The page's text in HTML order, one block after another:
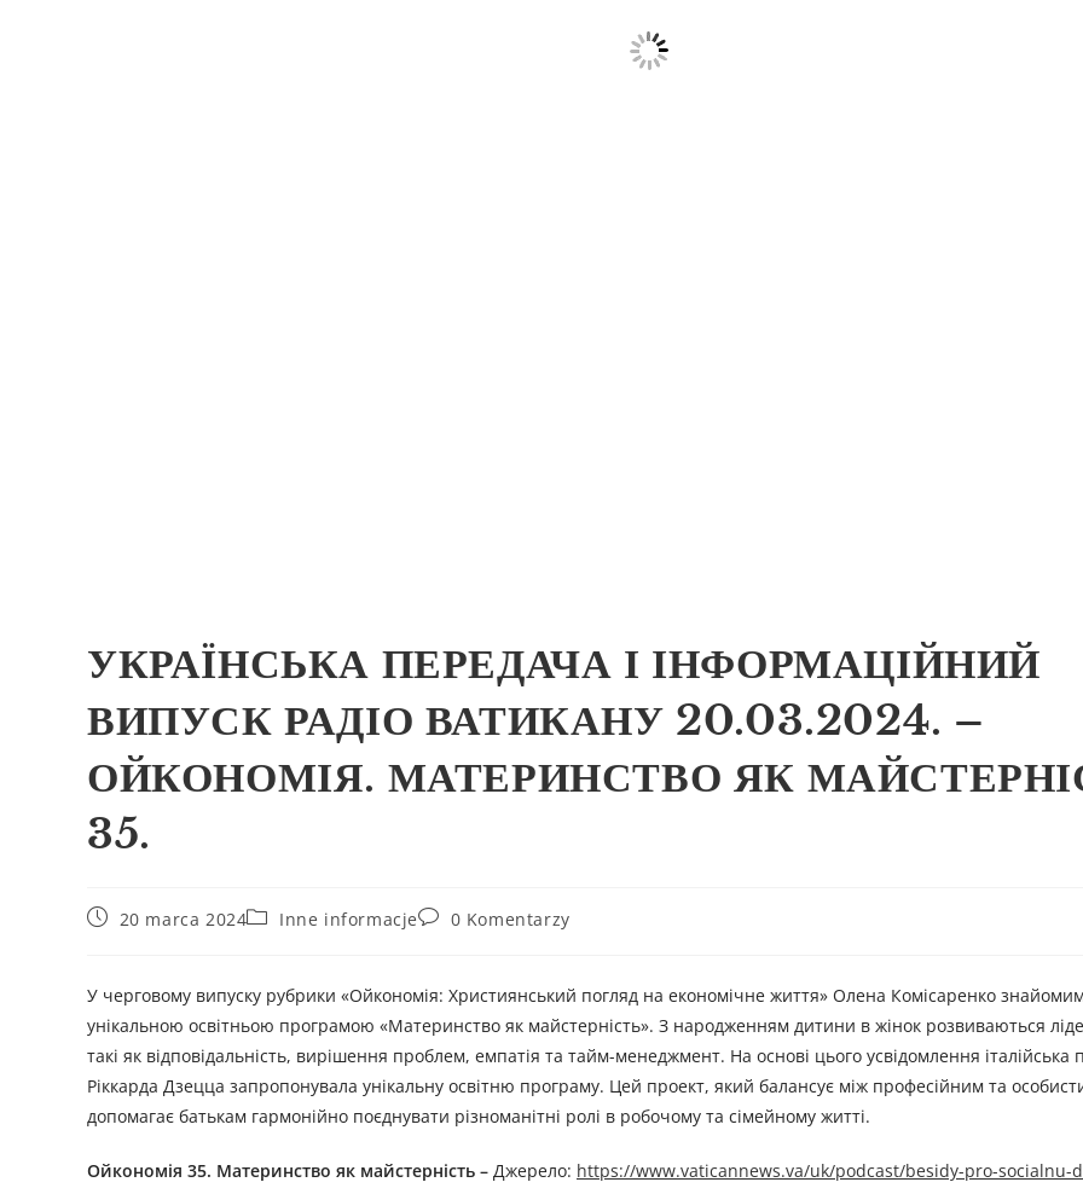
УКРАЇНСЬКА ПЕРЕДАЧА І ІНФОРМАЦІЙНИЙ
ВИПУСК РАДІО ВАТИКАНУ 20.03.2024. –
ОЙКОНОМІЯ. МАТЕРИНСТВО ЯК
35.
20 marca 2024 Inne informacje 0 Komentarzy
У черговому випуску рубрики «Ойкономія: Християнський погляд на економічне життя» Олена Комісаренко
унікальною освітньою програмою «Материнство як майстерність». З народженням дитини в жінок розвиваються
такі як відповідальність, вирішення проблем, емпатія та тайм-менеджмент. На основі цього усвідомлення італійська
Ріккарда Дзецца запропонувала унікальну освітню програму. Цей проект, який балансує між професійним та
допомагає батькам гармонійно поєднувати різноманітні ролі в робочому та сімейному житті.
Ойкономія 35. Материнство як майстерність – Джерелo: https://www.vaticannews.va/uk/podcast/besidy-pro-socialnu-